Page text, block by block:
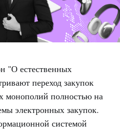
"О естественных
переход закупок
монополий полностью на
электронных закупок.
системой